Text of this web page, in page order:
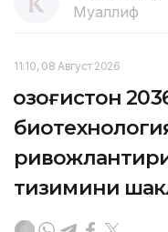
Муаллиф
11:10, 08 Август 2026
Қозоғистон
тизимини